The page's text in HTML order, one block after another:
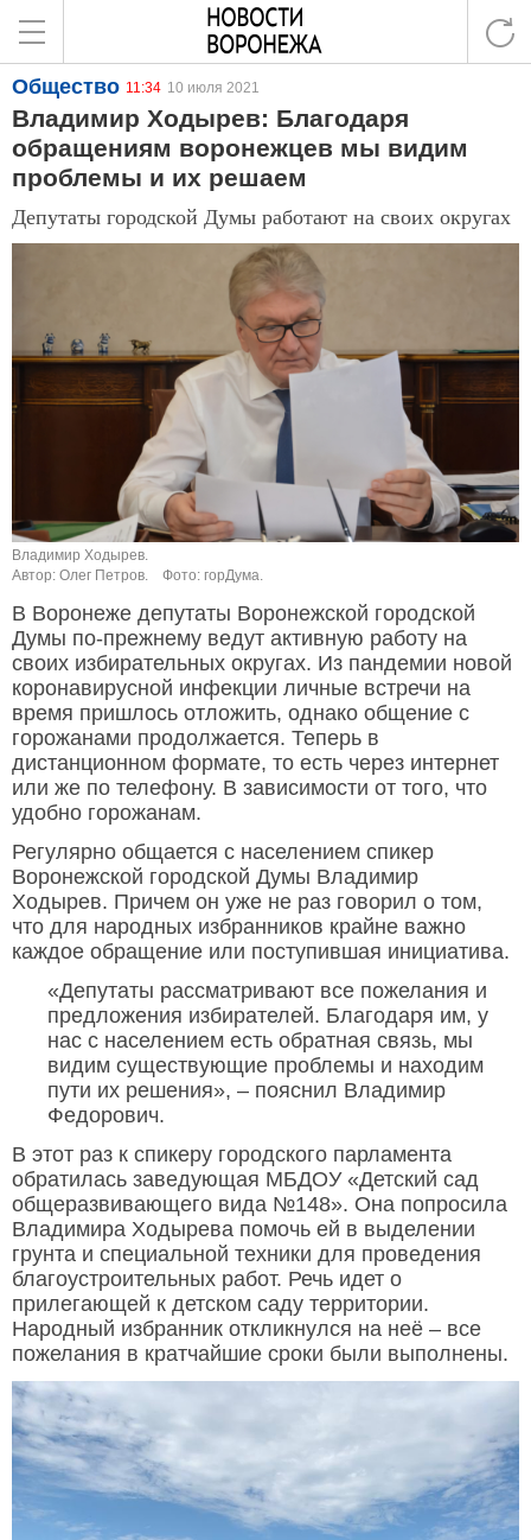
Общество 11:34 10 июля 2021
Владимир Ходырев: Благодаря
обращениям воронежцев мы видим
проблемы и их решаем
Депутаты городской Думы работают на своих округах
Владимир Ходырев.
Автор: Олег Петров.
Фото: горДума.
В Воронеже депутаты Воронежской городской
Думы по-прежнему ведут активную работу на
своих избирательных округах. Из пандемии новой
коронавирусной инфекции личные встречи на
время пришлось отложить, однако общение с
горожанами продолжается. Теперь в
дистанционном формате, то есть через интернет
или же по телефону. В зависимости от того, что
удобно горожанам.
Регулярно общается с населением спикер
Воронежской городской Думы Владимир
Ходырев. Причем он уже не раз говорил о том,
что для народных избранников крайне важно
каждое обращение или поступившая инициатива.
«Депутаты рассматривают все пожелания и
предложения избирателей. Благодаря им, у
нас с населением есть обратная связь, мы
видим существующие проблемы и находим
пути их решения», – пояснил Владимир
Федорович.
В этот раз к спикеру городского парламента
обратилась заведующая МБДОУ «Детский сад
общеразвивающего вида №148». Она попросила
Владимира Ходырева помочь ей в выделении
грунта и специальной техники для проведения
благоустроительных работ. Речь идет о
прилегающей к детском саду территории.
Народный избранник откликнулся на неё – все
пожелания в кратчайшие сроки были выполнены.